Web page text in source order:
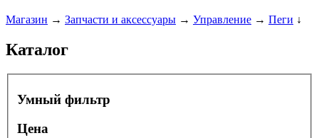
Магазин → Запчасти и аксессуары → Управление → Пеги ↓
Каталог
Умный фильтр
Цена